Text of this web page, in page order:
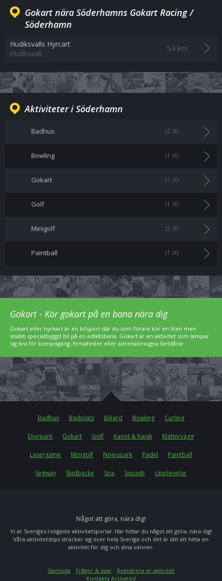
Gokart nära Söderhamns Gokart Racing /
Söderhamn
Hudiksvalls Hyrcart
Hudiksvall
54 km
Aktiviteter i Söderhamn
Badhus (2 st)
Bowling (1 st)
Gokart (1 st)
Golf (1 st)
Minigolf (2 st)
Paintball (1 st)
Gokart - Kör gokart på en bana nära dig
Gokart eller hyrkart är en bilsport där du som förare kör en liten men
snabb specialbyggd bil på en asfaltsbana. Gokart är en aktivitet som lämpar
sig bra för kompisgäng, firmafester eller adrenalinsugna fartdårar.
Badhus Badplats Biljard Bowling Curling
Djurpark Gokart Golf Kanot & Kajak Klättervägg
Lasergame Minigolf Nöjespark Padel Paintball
Segway Skidbacke Spa Squash Upplevelse
Något att göra, nära dig!
Vi är Sveriges roligaste aktivitetsportal. Här hittar du något att göra, nära dig!
Våra aktivitetstips sträcker sig över hela Sverige och det är lätt att hitta en
aktivitet för dig och dina vänner.
Startsida Frågor & svar
Registrera er aktivitet
Kontakta Activated